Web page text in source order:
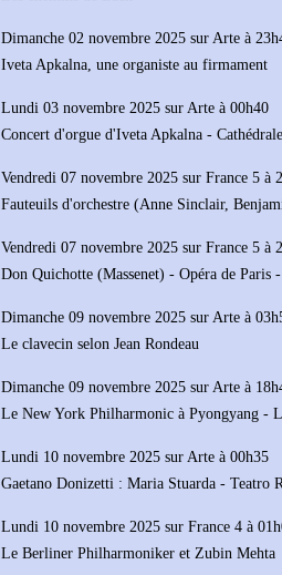
Dimanche 02 novembre 2025 sur Arte à
Iveta Apkalna, une organiste au firmament
Lundi 03 novembre 2025 sur Arte à 00h40
Concert d'orgue d'Iveta Apkalna -
Vendredi 07 novembre 2025 sur France 5 à
Fauteuils d'orchestre (Anne Sinclair,
Vendredi 07 novembre 2025 sur France 5 à
Don Quichotte (Massenet) - Opéra de
Dimanche 09 novembre 2025 sur Arte à
Le clavecin selon Jean Rondeau
Dimanche 09 novembre 2025 sur Arte à
Le New York Philharmonic à Pyongyang -
Lundi 10 novembre 2025 sur Arte à 00h35
Gaetano Donizetti : Maria Stuarda - Teatro
Lundi 10 novembre 2025 sur France 4 à
Le Berliner Philharmoniker et Zubin Mehta